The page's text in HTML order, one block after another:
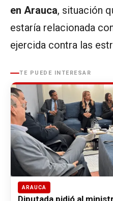
en Arauca, situación
estaría relacionada
ejercida contra las
TE PUEDE INTERESAR
ARAUCA